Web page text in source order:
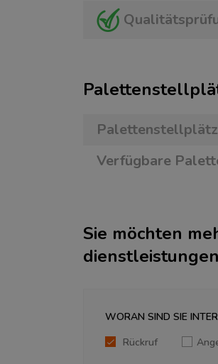
Verfügbare
Sie möchten
WORAN SIND SIE
Rückruf